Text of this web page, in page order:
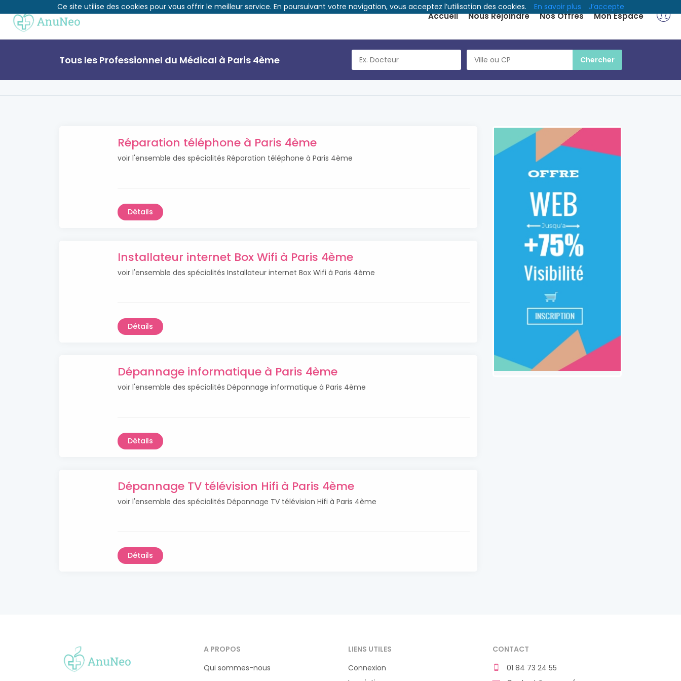
Accueil Nous Rejoindre Nos Offres Mon Espace
Tous les Professionnel du Médical à Paris 4ème
Réparation téléphone à Paris 4ème
voir l'ensemble des spécialités Réparation téléphone à Paris 4ème
Détails
Installateur internet Box Wifi à Paris 4ème
voir l'ensemble des spécialités Installateur internet Box Wifi à Paris 4ème
Détails
Dépannage informatique à Paris 4ème
voir l'ensemble des spécialités Dépannage informatique à Paris 4ème
Détails
Dépannage TV télévision Hifi à Paris 4ème
voir l'ensemble des spécialités Dépannage TV télévision Hifi à Paris 4ème
Détails
A PROPOS
Qui sommes-nous
LIENS UTILES
Connexion
CONTACT
01 84 73 24 55
Ce site utilise des cookies pour vous offrir le meilleur service. En poursuivant votre navigation, vous acceptez l’utilisation des cookies. En savoir plus J’accepte